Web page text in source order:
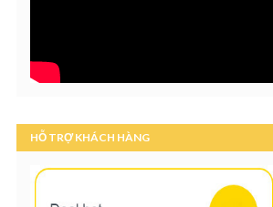
HỖ TRỢ KHÁCH HÀNG